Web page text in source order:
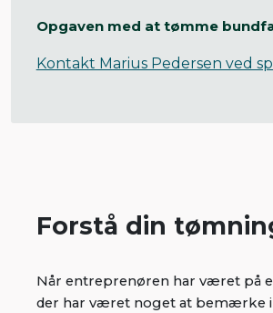
Opgaven med at tømme
Kontakt Marius Pedersen ved
Forstå din
Når entreprenøren har været på
der har været noget at bemærke